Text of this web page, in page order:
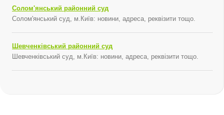
Солом'янський районний суд
Солом'янський суд, м.Київ: новини, адреса, реквізити тощо.
Шевченківський районний суд
Шевченківський суд, м.Київ: новини, адреса, реквізити тощо.